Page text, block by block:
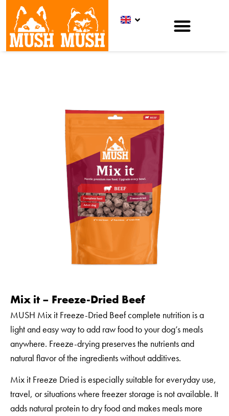
Mix it – Freeze-Dried Beef
MUSH Mix it Freeze-Dried Beef complete nutrition is a
light and easy way to add raw food to your dog’s meals
anywhere. Freeze-drying preserves the nutrients and
natural flavor of the ingredients without additives.
Mix it Freeze Dried is especially suitable for everyday use,
travel, or situations where freezer storage is not available. It
adds natural protein to dry food and makes meals more